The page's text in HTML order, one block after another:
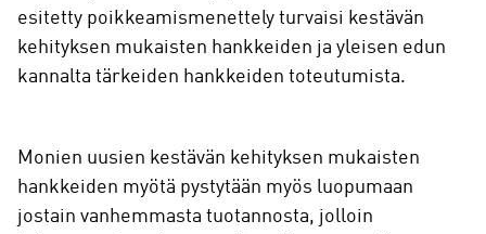
esitetty poikkeamismenettely turvaisi kestävän
kehityksen mukaisten hankkeiden ja yleisen edun
kannalta tärkeiden hankkeiden toteutumista.
Monien uusien kestävän kehityksen mukaisten
hankkeiden myötä pystytään myös luopumaan
jostain vanhemmasta tuotannosta, jolloin